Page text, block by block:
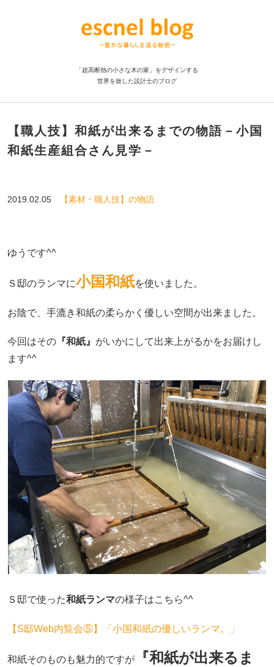
「超高断熱の小さな木の家」をデザインする
世界を旅した設計士のブログ
【職人技】和紙が出来るまでの物語－小国
和紙生産組合さん見学－
2019.02.05 【素材・職人技】の物語
ゆうです^^
Ｓ邸のランマに小国和紙を使いました。
お陰で、手漉き和紙の柔らかく優しい空間が出来ました。
今回はその『和紙』 がいかにして出来上がるかをお届けし
ます^^
Ｓ邸で使った和紙ランマの様子はこちら^^
【S邸Web内覧会⑤】「小国和紙の優しいランマ。」
和紙そのものも魅力的ですが『和紙が出来るま